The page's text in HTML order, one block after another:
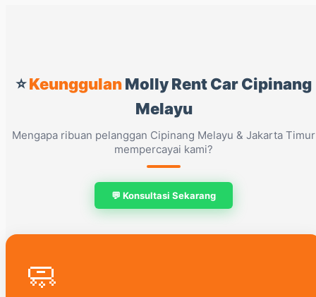
⭐KeunggulanMolly Rent Car Cipinang
Melayu
Mengapa ribuan pelanggan Cipinang Melayu & Jakarta Timur
mempercayai kami?
💬 Konsultasi Sekarang
🧼